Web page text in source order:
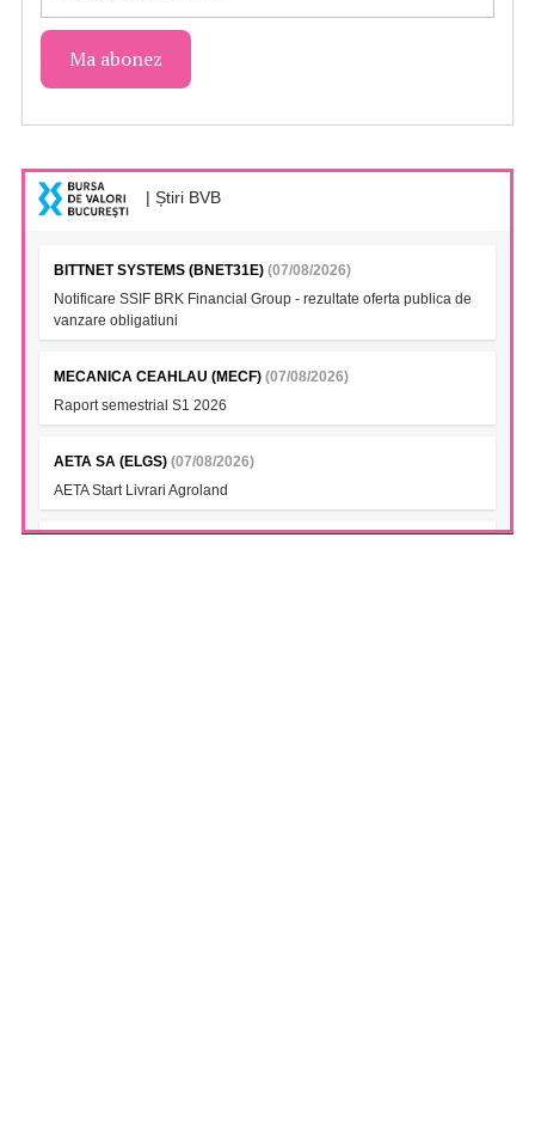
| Știri BVB
BITTNET SYSTEMS (BNET31E) (07/08/2026)
Notificare SSIF BRK Financial Group - rezultate oferta publica de
vanzare obligatiuni
MECANICA CEAHLAU (MECF) (07/08/2026)
Raport semestrial S1 2026
AETA SA (ELGS) (07/08/2026)
AETA Start Livrari Agroland